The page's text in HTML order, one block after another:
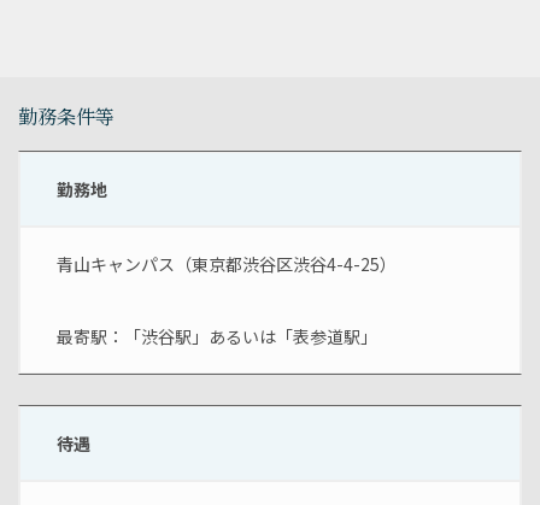
勤務条件等
勤務地
青山キャンパス（東京都渋谷区渋谷4-4-25）
最寄駅：「渋谷駅」あるいは「表参道駅」
待遇